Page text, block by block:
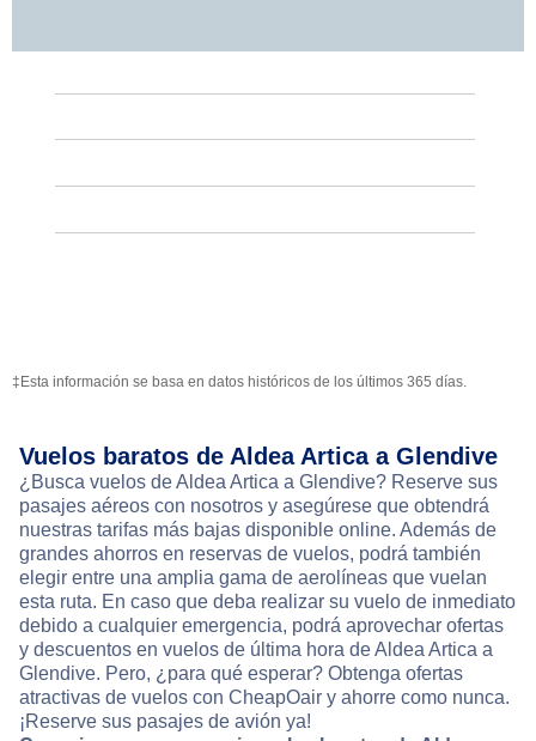
‡Esta información se basa en datos históricos de los últimos 365 días.
Vuelos baratos de Aldea Artica a Glendive
¿Busca vuelos de Aldea Artica a Glendive? Reserve sus
pasajes aéreos con nosotros y asegúrese que obtendrá
nuestras tarifas más bajas disponible online. Además de
grandes ahorros en reservas de vuelos, podrá también
elegir entre una amplia gama de aerolíneas que vuelan
esta ruta. En caso que deba realizar su vuelo de inmediato
debido a cualquier emergencia, podrá aprovechar ofertas
y descuentos en vuelos de última hora de Aldea Artica a
Glendive. Pero, ¿para qué esperar? Obtenga ofertas
atractivas de vuelos con CheapOair y ahorre como nunca.
¡Reserve sus pasajes de avión ya!